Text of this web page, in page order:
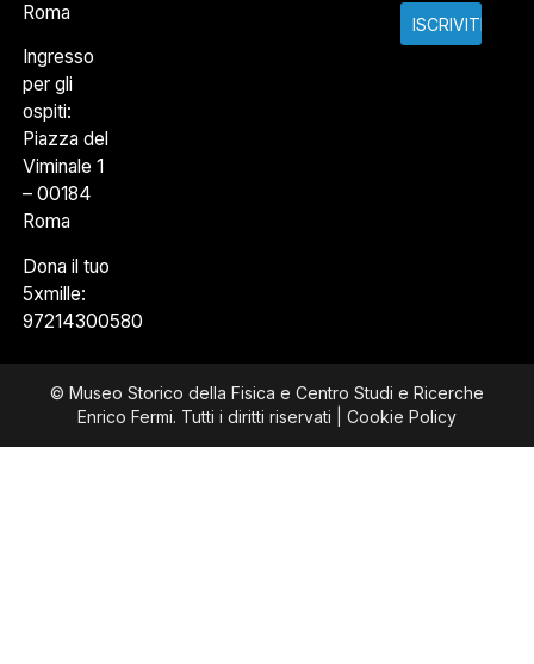
Roma
Ingresso
per gli
ospiti:
Piazza del
Viminale 1
– 00184
Roma
Dona il tuo
5xmille:
97214300580
© Museo Storico della Fisica e Centro Studi e Ricerche
Enrico Fermi. Tutti i diritti riservati | Cookie Policy